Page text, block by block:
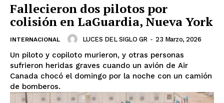
Fallecieron dos pilotos por
colisión en LaGuardia, Nueva York
INTERNACIONAL LUCES DEL SIGLO GR - 23 Marzo, 2026
Un piloto y copiloto murieron, y otras personas
sufrieron heridas graves cuando un avión de Air
Canada chocó el domingo por la noche con un camión
de bomberos.